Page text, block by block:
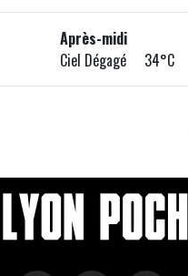
Après-midi
Ciel Dégagé 34°C